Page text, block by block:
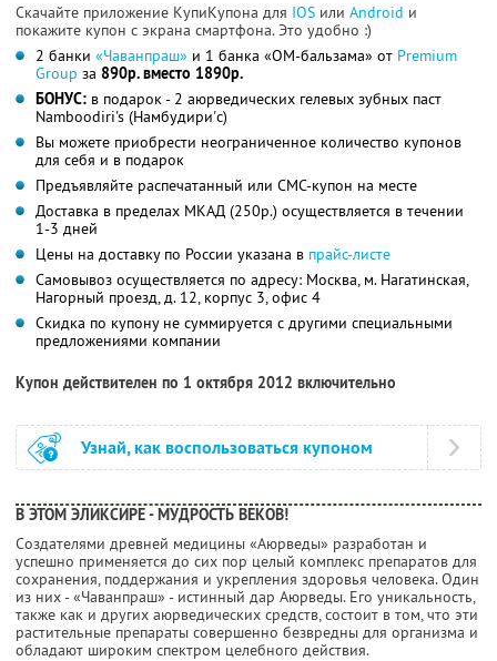
Скачайте приложение КупиКупона для IOS или Android и
покажите купон с экрана смартфона. Это удобно :)
2 банки «Чаванпраш» и 1 банка «ОМ-бальзама» от Premium
Group за 890р. вместо 1890р.
БОНУС: в подарок - 2 аюрведических гелевых зубных паст
Namboodiri's (Намбудири'c)
Вы можете приобрести неограниченное количество купонов
для себя и в подарок
Предъявляйте распечатанный или СМС-купон на месте
Доставка в пределах МКАД (250р.) осуществляется в течении
1-3 дней
Цены на доставку по России указана в прайс-листе
Самовывоз осуществляется по адресу: Москва, м. Нагатинская,
Нагорный проезд, д. 12, корпус 3, офис 4
Скидка по купону не суммируется с другими специальными
предложениями компании
Купон действителен по 1 октября 2012 включительно
Узнай, как воспользоваться купоном
В ЭТОМ ЭЛИКСИРЕ - МУДРОСТЬ ВЕКОВ!
Создателями древней медицины «Аюрведы» разработан и
успешно применяется до сих пор целый комплекс препаратов для
сохранения, поддержания и укрепления здоровья человека. Один
из них - «Чаванпраш» - истинный дар Аюрведы. Его уникальность,
также как и других аюрведических средств, состоит в том, что эти
растительные препараты совершенно безвредны для организма и
обладают широким спектром целебного действия.